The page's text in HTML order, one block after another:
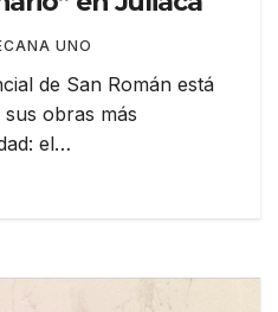
UNO
de San Román está
obras más
el…